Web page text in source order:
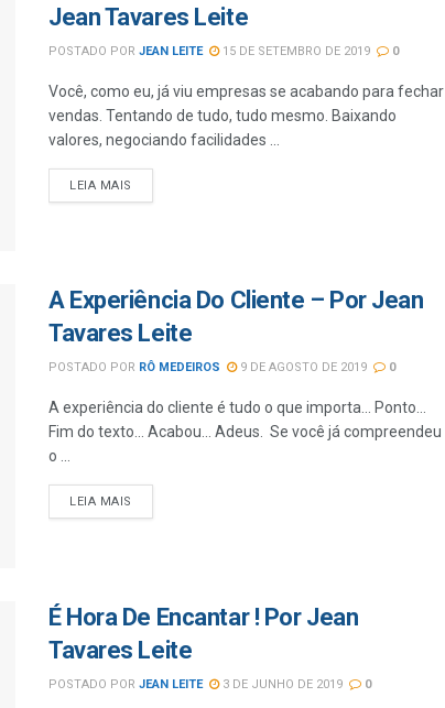
Jean Tavares Leite
POSTADO POR JEAN LEITE 15 DE SETEMBRO DE 2019 0
Você, como eu, já viu empresas se acabando para fechar
vendas. Tentando de tudo, tudo mesmo. Baixando
valores, negociando facilidades ...
LEIA MAIS
A Experiência Do Cliente – Por Jean
Tavares Leite
POSTADO POR RÔ MEDEIROS 9 DE AGOSTO DE 2019 0
A experiência do cliente é tudo o que importa... Ponto...
Fim do texto... Acabou... Adeus. Se você já compreendeu
o ...
LEIA MAIS
É Hora De Encantar ! Por Jean
Tavares Leite
POSTADO POR JEAN LEITE 3 DE JUNHO DE 2019 0